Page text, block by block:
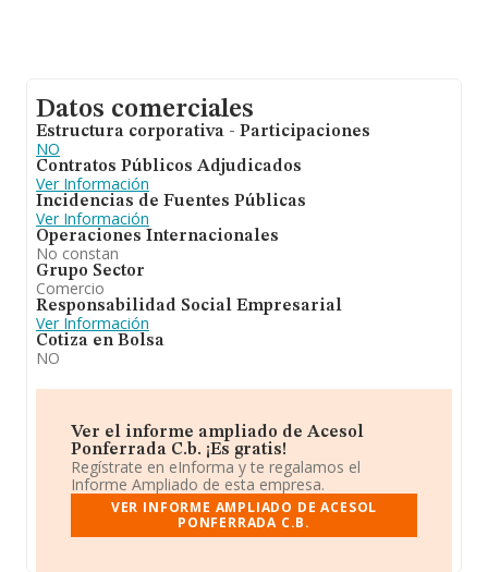
Datos comerciales
Estructura corporativa - Participaciones
NO
Contratos Públicos Adjudicados
Ver Información
Incidencias de Fuentes Públicas
Ver Información
Operaciones Internacionales
No constan
Grupo Sector
Comercio
Responsabilidad Social Empresarial
Ver Información
Cotiza en Bolsa
NO
Ver el informe ampliado de Acesol
Ponferrada C.b. ¡Es gratis!
Regístrate en eInforma y te regalamos el
Informe Ampliado de esta empresa.
VER INFORME AMPLIADO DE ACESOL
PONFERRADA C.B.